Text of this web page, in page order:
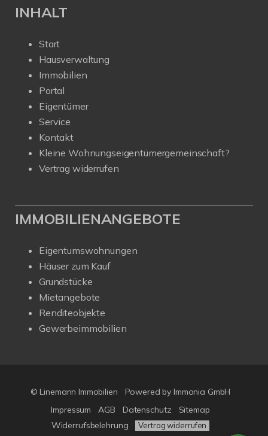
INHALT
Start
Hausverwaltung
Immobilien
Portal
Eigentümer
Service
Kontakt
Kleine Wohnungseigentümergemeinschaft?
Vertrag widerrufen
IMMOBILIENANGEBOTE
Eigentumswohnungen
Häuser zum Kauf
Grundstücke
Mietangebote
Renditeobjekte
Gewerbeimmobilien
© Linemann Immobilien
Powered by Immonia GmbH
Impressum
AGB Datenschutz
Sitemap
Widerrufsbelehrung
Vertrag widerrufen